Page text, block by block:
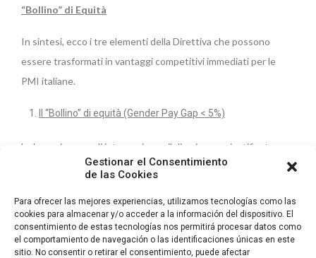
Gestionar el Consentimiento
de las Cookies
Para ofrecer las mejores experiencias, utilizamos tecnologías como las
cookies para almacenar y/o acceder a la información del dispositivo. El
consentimiento de estas tecnologías nos permitirá procesar datos como
el comportamiento de navegación o las identificaciones únicas en este
sitio. No consentir o retirar el consentimiento, puede afectar
“Bollino” di Equità
In sintesi, ecco i tre elementi della Direttiva che possono
essere trasformati in vantaggi competitivi immediati per le
PMI italiane.
Il “Bollino” di equità (Gender Pay Gap < 5%)
La legge impone di intervenire se il divario non giustificato
Un’azienda che dimostra, dati alla mano,
candidati migliorimariducedrasticamente i costi
diturnover. La percezione di giustizia e fiducia crea unclima
aziendale solidoche è difficile da replicare per i concorrenti